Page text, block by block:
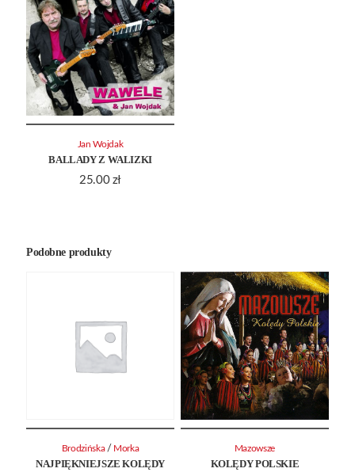
BALLADY Z WALIZKI
25.00 zł
Jan Wojdak
Podobne produkty
NAJPIĘKNIEJSZE KOLĘDY
Brodzińska / Morka
KOLĘDY POLSKIE
Mazowsze